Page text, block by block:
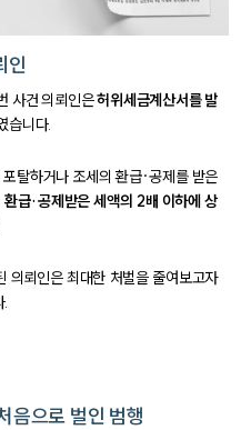
인
사건 의뢰인은허위세금계산서를 발
습니다.
탈하거나 조세의 환급·공제를 받은
급·공제받은 세액의 2배 이하에 상
의뢰인은 최대한 처벌을 줄여보고자
.
음으로 벌인 범행